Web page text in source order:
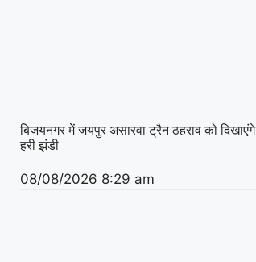
बिजयनगर में जयपुर असारवा ट्रैन ठहराव को दिखाएंगे
हरी झंडी
08/08/2026 8:29 am